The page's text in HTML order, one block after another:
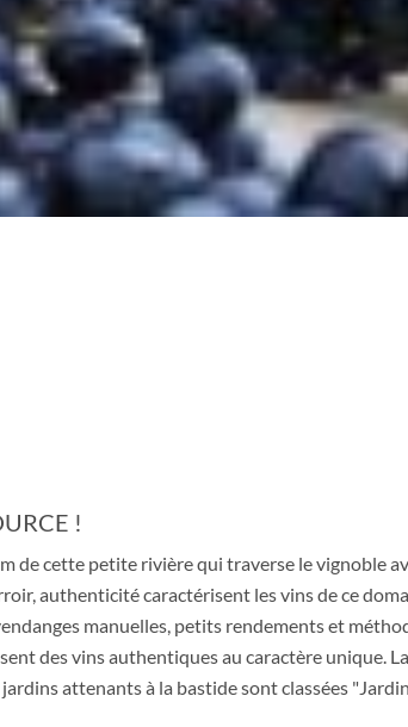
!
de cette petite rivière qui traverse le vignoble
authenticité caractérisent les vins de ce
manuelles, petits rendements et
des vins authentiques au caractère unique. La
attenants à la bastide sont classées "Jardin